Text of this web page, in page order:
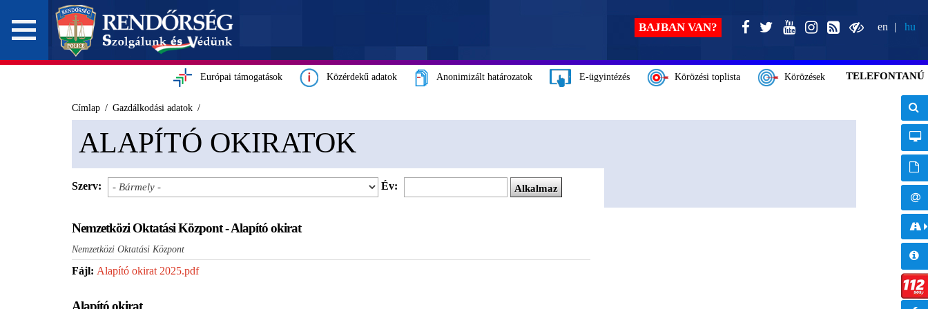
en hu
BAJBAN VAN?
Európai támogatások Közérdekű adatok Anonimizált határozatok E-ügyintézés Körözési toplista Körözések TELEFONTANÚ
Címlap Gazdálkodási adatok
ALAPÍTÓ OKIRATOK
Szerv: Év:
Nemzetközi Oktatási Központ - Alapító okirat
Nemzetközi Oktatási Központ
Fájl: Alapító okirat 2025.pdf
Alapító okirat